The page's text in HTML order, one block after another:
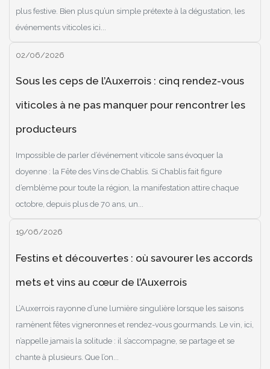
plus festive. Bien plus qu’un simple prétexte à la dégustation, les
événements viticoles ici...
02/06/2026
Sous les ceps de l’Auxerrois : cinq rendez-vous
viticoles à ne pas manquer pour rencontrer les
producteurs
Impossible de parler d’événement viticole sans évoquer la
doyenne : la Fête des Vins de Chablis. Si Chablis fait figure
d’emblème pour toute la région, la manifestation attire chaque
octobre, depuis plus de 70 ans, un...
19/06/2026
Festins et découvertes : où savourer les accords
mets et vins au cœur de l’Auxerrois
L’Auxerrois rayonne d’une lumière singulière lorsque les saisons
ramènent fêtes vigneronnes et rendez-vous gourmands. Le vin, ici,
n’appelle jamais la solitude : il s’accompagne, se partage et se
chante à plusieurs. Que l’on...